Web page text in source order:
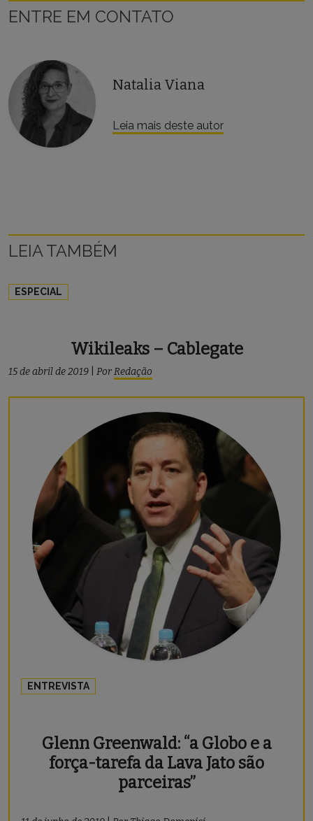
ENTRE EM CONTATO
Natalia Viana
Leia mais deste autor
LEIA TAMBÉM
ESPECIAL
Wikileaks – Cablegate
15 de abril de 2019 PorRedação
ENTREVISTA
Glenn Greenwald: “a Globo e a
força-tarefa da Lava Jato são
parceiras”